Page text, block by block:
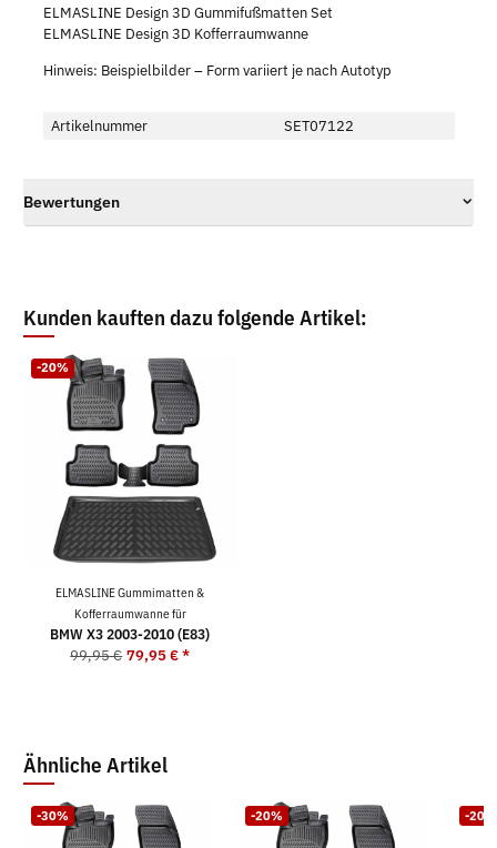
ELMASLINE Design 3D Gummifußmatten Set
ELMASLINE Design 3D Kofferraumwanne
Hinweis: Beispielbilder – Form variiert je nach Autotyp
Artikelnummer SET07122
Bewertungen
Kunden kauften dazu folgende Artikel:
-20%
ELMASLINE Gummimatten &
Kofferraumwanne für
BMW X3 2003-2010 (E83)
99,95 € 79,95 €*
Ähnliche Artikel
-30% -20% -20%